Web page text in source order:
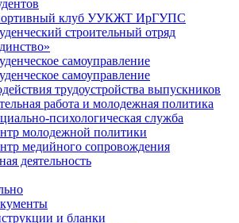
клуб УУКЖТ ИрГУПС
строительный отряд
самоуправление
самоуправление
трудоустройства выпускников
работа и молодежная политика
психологическая служба
молодежной политики
медийного сопровождения
деятельность
и бланки